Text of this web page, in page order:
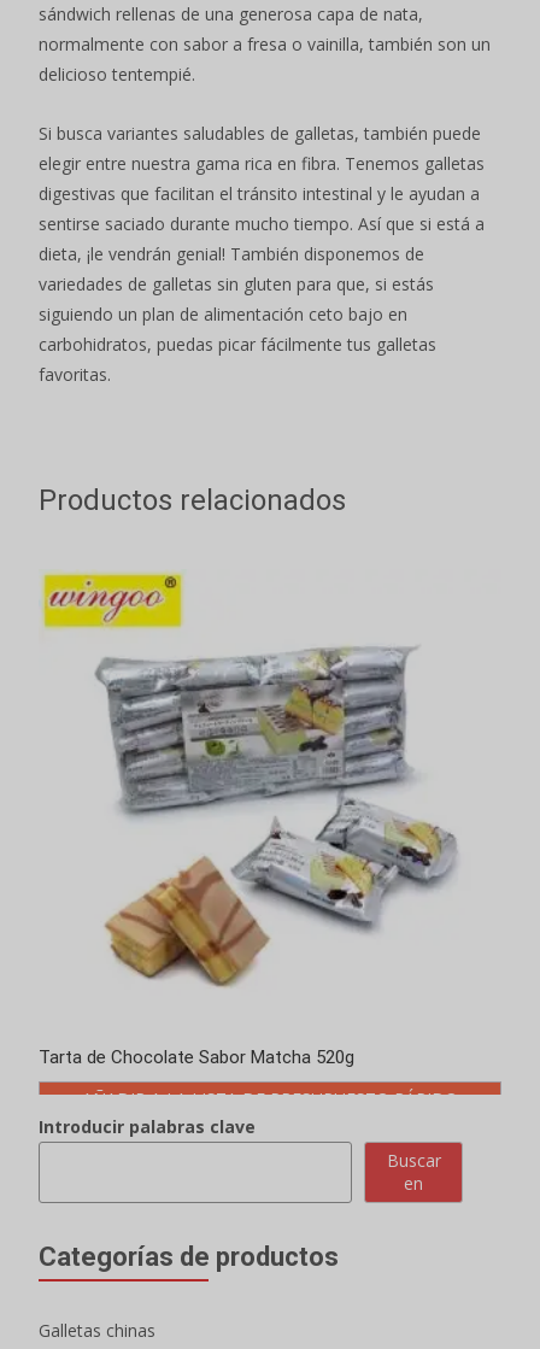
sándwich rellenas de una generosa capa de nata,
normalmente con sabor a fresa o vainilla, también son un
delicioso tentempié.
Si busca variantes saludables de galletas, también puede
elegir entre nuestra gama rica en fibra. Tenemos galletas
digestivas que facilitan el tránsito intestinal y le ayudan a
sentirse saciado durante mucho tiempo. Así que si está a
dieta, ¡le vendrán genial! También disponemos de
variedades de galletas sin gluten para que, si estás
siguiendo un plan de alimentación ceto bajo en
carbohidratos, puedas picar fácilmente tus galletas
favoritas.
Productos relacionados
Tarta de Chocolate Sabor Matcha 520g
AÑADIR A LA LISTA DE PRESUPUESTO RÁPIDO
Introducir palabras clave
Buscar
en
Categorías de productos
Galletas chinas